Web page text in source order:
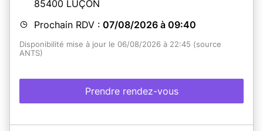
85400 LUÇON
Prochain RDV : 07/08/2026 à 09:40
Disponibilité mise à jour le 06/08/2026 à 22:45 (source
ANTS)
Prendre rendez-vous